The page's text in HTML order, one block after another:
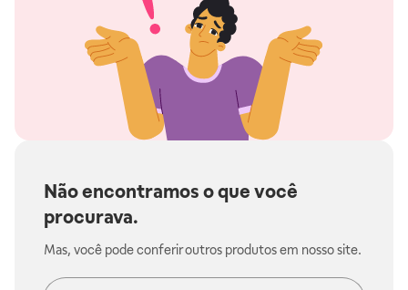
Não encontramos o que você
procurava.
Mas, você pode conferir outros produtos em nosso site.